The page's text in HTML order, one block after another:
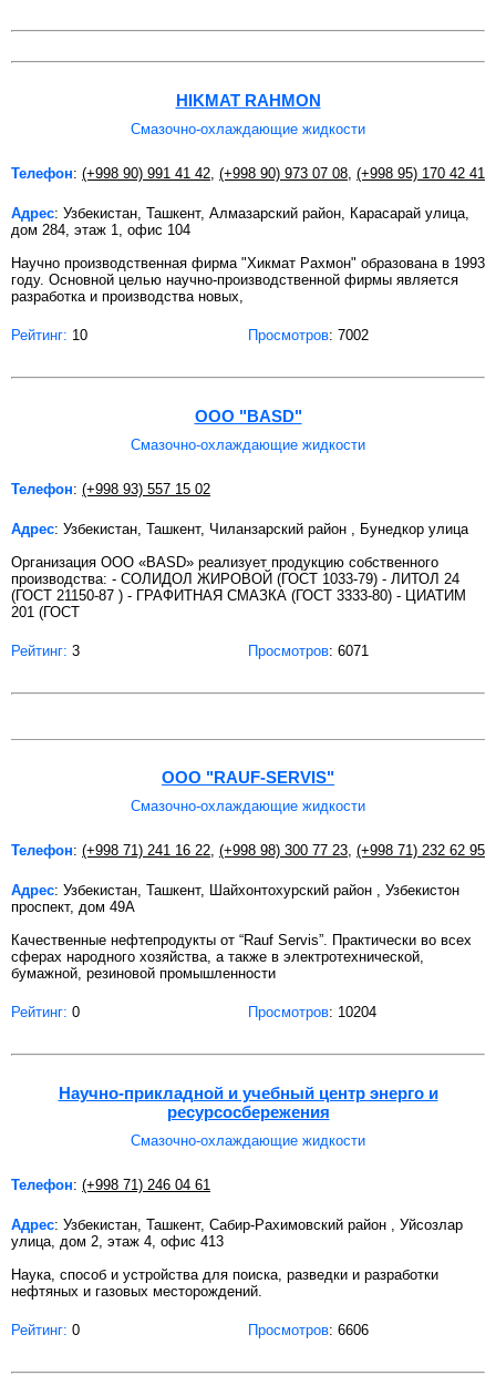
HIKMAT RAHMON
Смазочно-охлаждающие жидкости
Телефон: (+998 90) 991 41 42 (+998 90) 973 07 08 (+998 95) 170 42 41
Адрес: Узбекистан, Ташкент, Алмазарский район, Карасарай улица,
дом 284, этаж 1, офис 104
Научно производственная фирма "Хикмат Рахмон" образована в 1993
году. Основной целью научно-производственной фирмы является
разработка и производства новых,
Рейтинг: 10 Просмотров: 7002
OOO "BASD"
Смазочно-охлаждающие жидкости
Телефон: (+998 93) 557 15 02
Адрес: Узбекистан, Ташкент, Чиланзарский район , Бунедкор улица
Организация ООО «BASD» реализует продукцию собственного
производства: - СОЛИДОЛ ЖИРОВОЙ (ГОСТ 1033-79) - ЛИТОЛ 24
(ГОСТ 21150-87 ) - ГРАФИТНАЯ СМАЗКА (ГОСТ 3333-80) - ЦИАТИМ
201 (ГОСТ
Рейтинг: 3 Просмотров: 6071
ООО "RAUF-SERVIS"
Смазочно-охлаждающие жидкости
Телефон: (+998 71) 241 16 22 (+998 98) 300 77 23 (+998 71) 232 62 95
Адрес: Узбекистан, Ташкент, Шайхонтохурский район , Узбекистон
проспект, дом 49А
Качественные нефтепродукты от “Rauf Servis”. Практически во всех
сферах народного хозяйства, а также в электротехнической,
бумажной, резиновой промышленности
Рейтинг: 0 Просмотров: 10204
Научно-прикладной и учебный центр энерго и
ресурсосбережения
Смазочно-охлаждающие жидкости
Телефон: (+998 71) 246 04 61
Адрес: Узбекистан, Ташкент, Сабир-Рахимовский район , Уйсозлар
улица, дом 2, этаж 4, офис 413
Наука, способ и устройства для поиска, разведки и разработки
нефтяных и газовых месторождений.
Рейтинг: 0 Просмотров: 6606